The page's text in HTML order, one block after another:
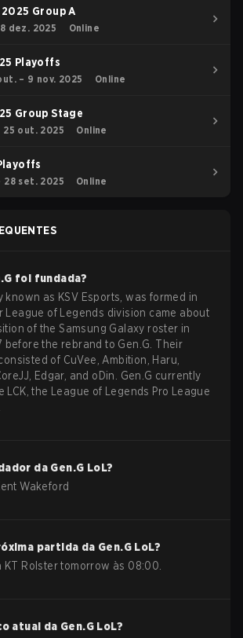
2025 Group A
dez. 2025 Online
Playoffs
– 9 nov. 2025 Online
Group Stage
25 out. 2025 Online
28 set. 2025 Online
foi fundada?
known as KSV Esports, was formed in
League of Legends division came about
of the Samsung Galaxy roster in
before the rebrand to Gen.G. Their
of CuVee, Ambition, Haru,
Edgar, and oDin. Gen.G currently
LCK, the League of Legends Pro League
da Gen.G LoL?
Wakeford
partida da Gen.G LoL?
KT Rolster tomorrow às 08:00.
atual da Gen.G LoL?